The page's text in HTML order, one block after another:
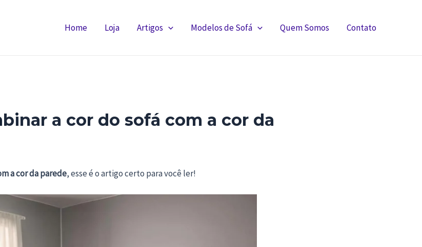
Home Loja Artigos Modelos de Sofá Quem Somos Contato
a cor do sofá com a cor da
a cor da parede, esse é o artigo certo para você ler!